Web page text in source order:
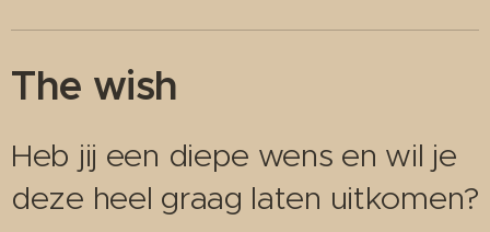
The wish
Heb jij een diepe wens en wil je
deze heel graag laten uitkomen?